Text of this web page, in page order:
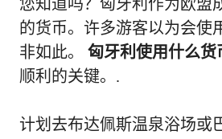
您知道吗？匈牙利作为欧盟
的货币。许多游客以为会使
非如此。 匈牙利使用什么货
顺利的关键。.
计划去布达佩斯温泉浴场或